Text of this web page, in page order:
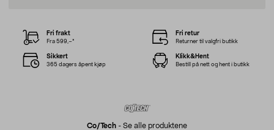
Co/tech - Se alle produktene
Fri frakt
Fra 599,–*
Fri retur
Returner til valgfri butikk
Sikkert
365 dagers åpent kjøp
Klikk&Hent
Bestill på nett og hent i butikk